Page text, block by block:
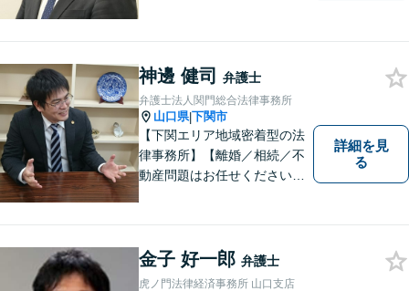
神邊 健司 弁護士
弁護士法人関門総合法律事務所
山口県|下関市
【下関エリア地域密着型の法
律事務所】【離婚／相続／不
動産問題はお任せください】
りの声を大切にし、適切な解
決方法をご提案いたします。
詳細を見
る
金子 好一郎 弁護士
虎ノ門法律経済事務所 山口支店